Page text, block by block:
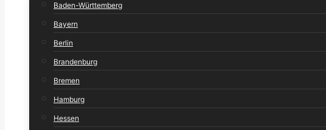
Baden-Württemberg
Bayern
Berlin
Brandenburg
Bremen
Hamburg
Hessen